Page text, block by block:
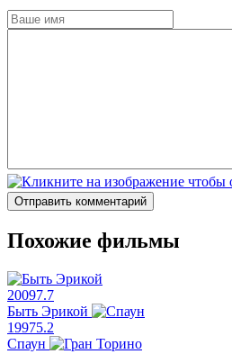
Трэйси Морган
Отправить комментарий
Похожие фильмы
20097.7
Быть Эрикой
19975.2
Спаун